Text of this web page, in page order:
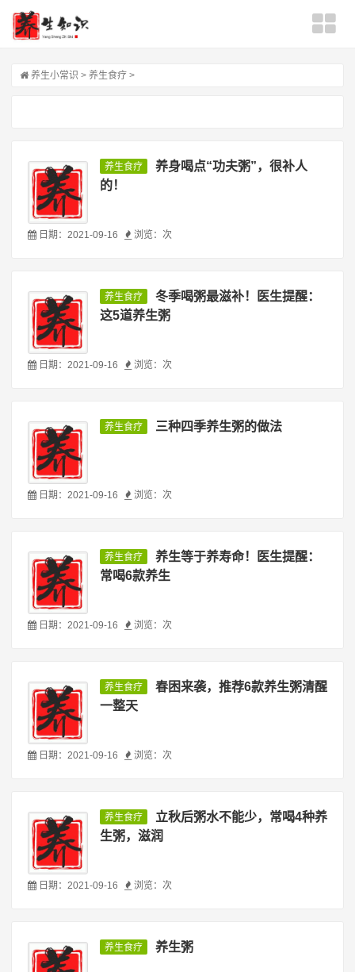
养生小常识 > 养生食疗 >
养生食疗
养身喝点“功夫粥”，很补人
的！
日期：2021-09-16 浏览： 次
养生食疗
冬季喝粥最滋补！医生提醒：
这5道养生粥
日期：2021-09-16 浏览： 次
养生食疗 三种四季养生粥的做法
日期：2021-09-16 浏览： 次
养生食疗
养生等于养寿命！医生提醒：
常喝6款养生
日期：2021-09-16 浏览： 次
养生食疗
春困来袭，推荐6款养生粥清醒
一整天
日期：2021-09-16 浏览： 次
养生食疗
立秋后粥水不能少，常喝4种养
生粥，滋润
日期：2021-09-16 浏览： 次
养生食疗 养生粥